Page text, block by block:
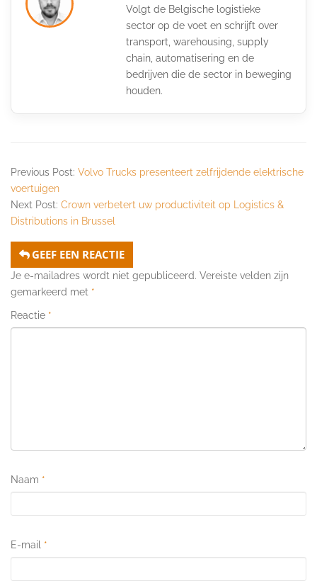
Volgt de Belgische logistieke
sector op de voet en schrijft over
transport, warehousing, supply
chain, automatisering en de
bedrijven die de sector in beweging
houden.
Previous Post: Volvo Trucks presenteert zelfrijdende elektrische
voertuigen
Next Post: Crown verbetert uw productiviteit op Logistics &
Distributions in Brussel
GEEF EEN REACTIE
Je e-mailadres wordt niet gepubliceerd. Vereiste velden zijn
gemarkeerd met *
Reactie *
Naam *
E-mail *